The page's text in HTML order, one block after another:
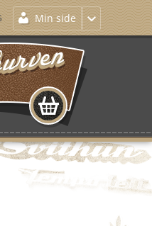
Min side
ER TOM